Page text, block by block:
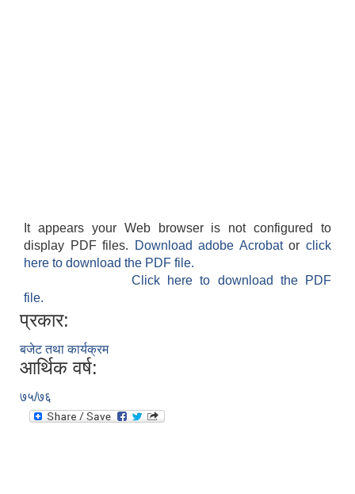
It appears your Web browser is not configured to
display PDF files.
Download adobe Acrobatorclick
here to download the PDF file.
Click here to download the PDF
file.
प्रकार:
बजेट तथा कार्यक्रम
आर्थिक वर्ष:
७५/७६